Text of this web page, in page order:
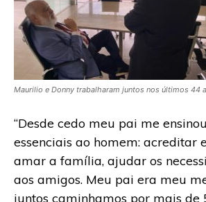
Maurilio e Donny trabalharam juntos nos últimos 44
“Desde cedo meu pai me
essenciais ao homem: acreditar
amar a família, ajudar os
aos amigos. Meu pai era meu
juntos caminhamos por mais de